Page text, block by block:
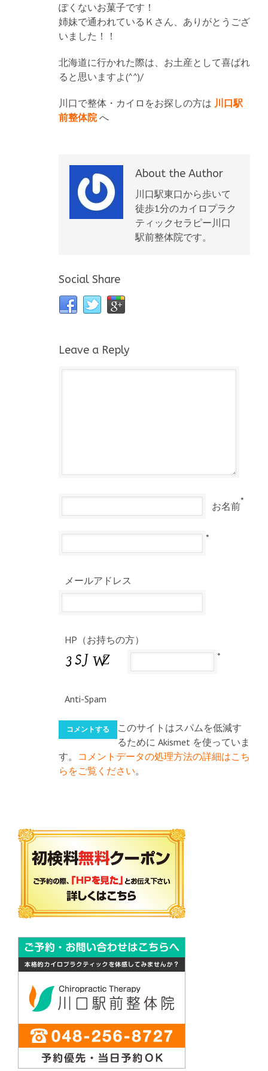
ぽくないお菓子です！
姉妹で通われているＫさん、ありがとうござ
いました！！
北海道に行かれた際は、お土産として喜ばれ
ると思いますよ(^^)/
川口で整体・カイロをお探しの方は 川口駅
前整体院へ
About the Author
川口駅東口から歩いて
徒歩1分のカイロプラク
ティックセラピー川口
駅前整体院です。
Social Share
Leave a Reply
お名前*
メールアドレス
*
HP（お持ちの方）
Anti-Spam
*
このサイトはスパムを低減す
るために Akismet を使っていま
す。 コメントデータの処理方法の詳細はこち
らをご覧ください。